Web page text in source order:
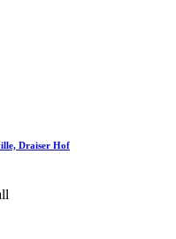
Draiser Hof